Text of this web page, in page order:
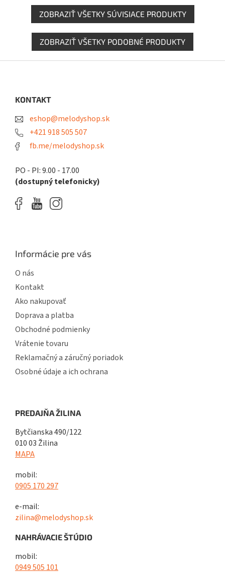
hviezdičiek.
ZOBRAZIŤ VŠETKY SÚVISIACE PRODUKTY
ZOBRAZIŤ VŠETKY PODOBNÉ PRODUKTY
KONTAKT
eshop@melodyshop.sk
+421 918 505 507
fb.me/melodyshop.sk
PO - PI: 9.00 - 17.00
(dostupný telefonicky)
Informácie pre vás
O nás
Kontakt
Ako nakupovať
Doprava a platba
Obchodné podmienky
Vrátenie tovaru
Reklamačný a záručný poriadok
Osobné údaje a ich ochrana
PREDAJŇA ŽILINA
Bytčianska 490/122
010 03 Žilina
MAPA
mobil:
0905 170 297
e-mail:
zilina@melodyshop.sk
NAHRÁVACIE ŠTÚDIO
mobil:
0949 505 101